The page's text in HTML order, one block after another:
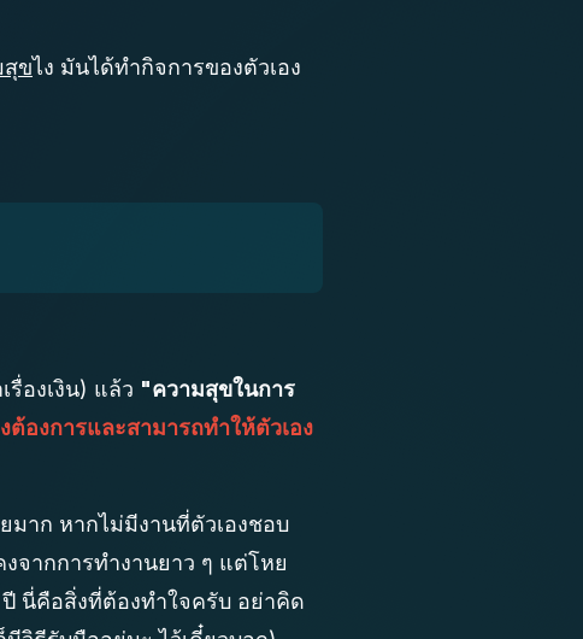
สุขไง มันได้ทำกิจการของตัวเอง
องเงิน) แล้ว "ความสุขในการ
ต้องการและสามารถทำให้ตัวเอง
าก หากไม่มีงานที่ตัวเองชอบ
จากการทำงานยาว ๆ แต่โหย
นี่คือสิ่งที่ต้องทำใจครับ อย่าคิด